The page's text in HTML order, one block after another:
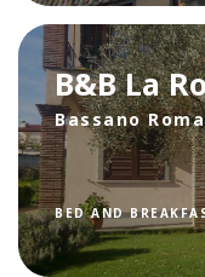
B&B La
Bassano
BED AND